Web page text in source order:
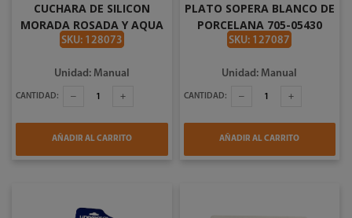
CUCHARA DE SILICON
MORADA ROSADA Y AQUA
28.5CM SOFT CHEF 716-
SKU: 128073
Unidad: Manual
CANTIDAD:
AÑADIR AL CARRITO
PLATO SOPERA BLANCO DE
PORCELANA 705-05430
SKU: 127087
Unidad: Manual
CANTIDAD:
AÑADIR AL CARRITO